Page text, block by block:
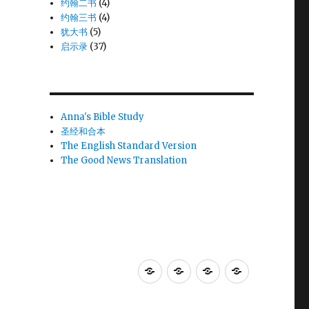
约翰二书 (4)
约翰三书 (4)
犹大书 (5)
启示录 (37)
Anna's Bible Study
圣经和合本
The English Standard Version
The Good News Translation
Anna's
圣
The The